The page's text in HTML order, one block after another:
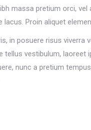
massa pretium orci,
Proin aliquet
in posuere risus
tellus vestibulum,
nunc a pretium